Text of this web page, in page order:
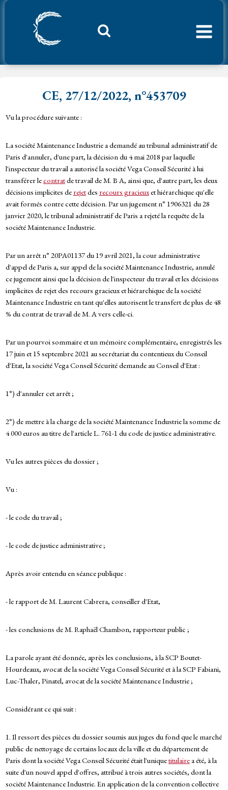
Aller
CE, 27/12/2022, n°453709
Vu la procédure suivante :
La société Maintenance Industrie a demandé au tribunal administratif de
Paris d'annuler, d'une part, la décision du 4 mai 2018 par laquelle
l'inspecteur du travail a autorisé la société Vega Conseil Sécurité à lui
transférer lecontratde travail de M. B A, ainsi que, d'autre part, les deux
décisions implicites de rejetdes recours gracieuxet hiérarchique qu'elle
avait formés contre cette décision. Par un jugement n° 1906321 du 28
janvier 2020, le tribunal administratif de Paris a rejeté la requête de la
société Maintenance Industrie.
Par un arrêt n° 20PA01137 du 19 avril 2021, la cour administrative
d'appel de Paris a, sur appel de la société Maintenance Industrie, annulé
ce jugement ainsi que la décision de l'inspecteur du travail et les décisions
implicites de rejet des recours gracieux et hiérarchique de la société
Maintenance Industrie en tant qu'elles autorisent le transfert de plus de 48
% du contrat de travail de M. A vers celle-ci.
Par un pourvoi sommaire et un mémoire complémentaire, enregistrés les
17 juin et 15 septembre 2021 au secrétariat du contentieux du Conseil
d'Etat, la société Vega Conseil Sécurité demande au Conseil d'Etat :
1°) d'annuler cet arrêt ;
2°) de mettre à la charge de la société Maintenance Industrie la somme de
4 000 euros au titre de l'article L. 761-1 du code de justice administrative.
Vu les autres pièces du dossier ;
Vu :
- le code du travail ;
- le code de justice administrative ;
Après avoir entendu en séance publique :
- le rapport de M. Laurent Cabrera, conseiller d'Etat,
- les conclusions de M. Raphaël Chambon, rapporteur public ;
La parole ayant été donnée, après les conclusions, à la SCP Boutet-
Hourdeaux, avocat de la société Vega Conseil Sécurité et à la SCP Fabiani,
Luc-Thaler, Pinatel, avocat de la société Maintenance Industrie ;
Considérant ce qui suit :
1. Il ressort des pièces du dossier soumis aux juges du fond que le marché
public de nettoyage de certains locaux de la ville et du département de
Paris dont la société Vega Conseil Sécurité était l'uniquetitulairea été, à la
suite d'un nouvel appel d'offres, attribué à trois autres sociétés, dont la
société Maintenance Industrie. En application de la convention collective